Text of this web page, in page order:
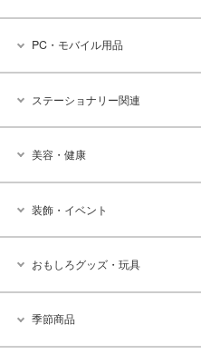
PC・モバイル用品
ステーショナリー関連
美容・健康
装飾・イベント
おもしろグッズ・玩具
季節商品